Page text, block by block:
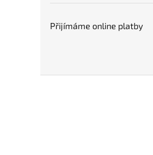
Přijímáme online platby